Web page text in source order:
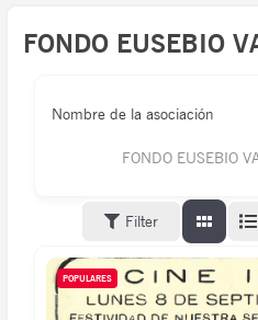
FONDO EUSEBIO
Nombre de la asociación
FONDO EUSEBIO
Filter
POPULARES